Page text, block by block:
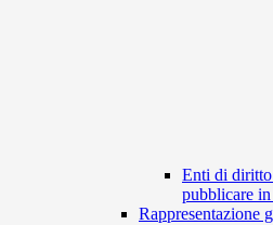
Enti di
pubblicare
Rappresentazione